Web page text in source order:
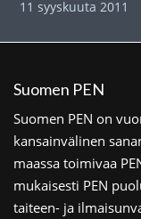
11 syyskuuta 2011
Suomen PEN
Suomen PEN on
kansainvälinen
maassa toimivaa
mukaisesti PEN
taiteen- ja